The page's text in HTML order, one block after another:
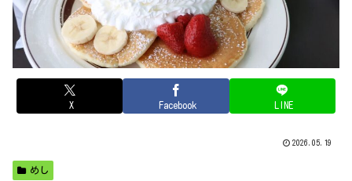
X Facebook LINE
2026.05.19
めし